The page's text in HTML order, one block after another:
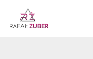
Przejdź
do